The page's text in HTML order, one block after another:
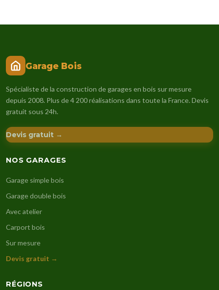
Garage Bois
Spécialiste de la construction de garages en bois sur mesure
depuis 2008. Plus de 4 200 réalisations dans toute la France. Devis
gratuit sous 24h.
Devis gratuit →
NOS GARAGES
Garage simple bois
Garage double bois
Avec atelier
Carport bois
Sur mesure
Devis gratuit →
RÉGIONS